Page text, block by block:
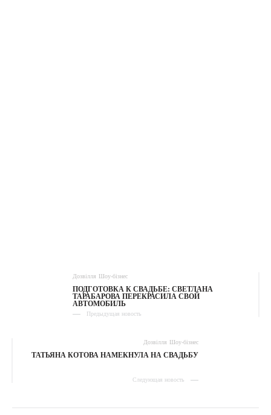
Дозвілля Шоу-бізнес
ПОДГОТОВКА К СВАДЬБЕ: СВЕТЛАНА
ТАРАБАРОВА ПЕРЕКРАСИЛА СВОЙ
АВТОМОБИЛЬ
Предыдущая новость
Дозвілля Шоу-бізнес
ТАТЬЯНА КОТОВА НАМЕКНУЛА НА СВАДЬБУ
Следующая новость